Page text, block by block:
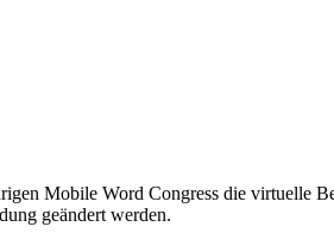
Mobile Word Congress die virtuelle
geändert werden.